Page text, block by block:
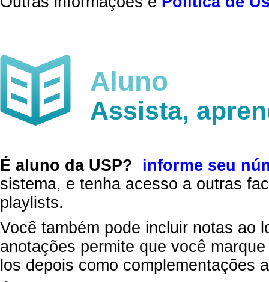
Aluno
Assista,
É aluno da USP?
informe seu
sistema, e tenha acesso a outras
playlists.
Você também pode incluir notas ao
anotações permite que você
los depois como complementações